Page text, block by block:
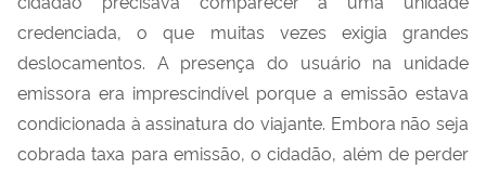
credenciada, o que muitas vezes exigia grandes
deslocamentos. A presença do usuário na unidade
emissora era imprescindível porque a emissão estava
condicionada à assinatura do viajante. Embora não seja
cobrada taxa para emissão, o cidadão, além de perder